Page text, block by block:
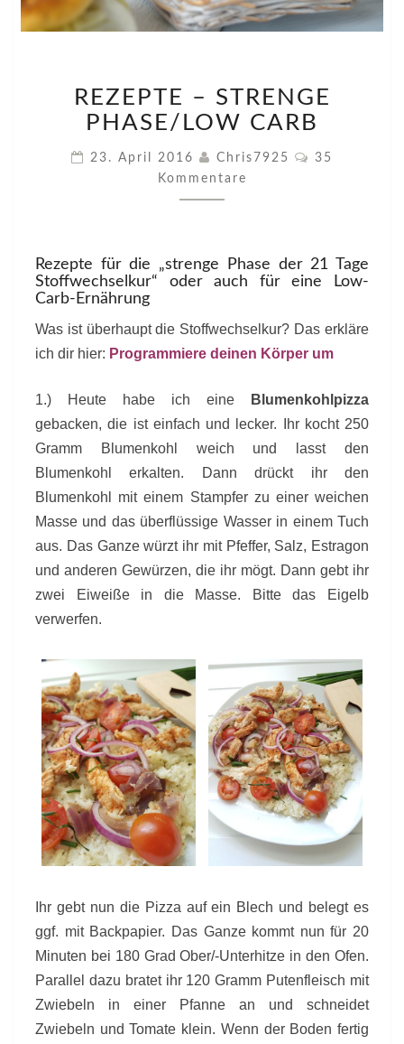
–
STRENGE
PHASE/LOW
CARB
REZEPTE – STRENGE
PHASE/LOW CARB
23. April 2016 Chris7925 Kommentare
35
Kommentare
Rezepte für die „strenge Phase der 21 Tage
Stoffwechselkur“ oder auch für eine Low-
Carb-Ernährung
Was ist überhaupt die Stoffwechselkur? Das erkläre
ich dir hier: Programmiere deinen Körper um
1.) Heute habe ich eine Blumenkohlpizza
gebacken, die ist einfach und lecker. Ihr kocht 250
Gramm Blumenkohl weich und lasst den
Blumenkohl erkalten. Dann drückt ihr den
Blumenkohl mit einem Stampfer zu einer weichen
Masse und das überflüssige Wasser in einem Tuch
aus. Das Ganze würzt ihr mit Pfeffer, Salz, Estragon
und anderen Gewürzen, die ihr mögt. Dann gebt ihr
zwei Eiweiße in die Masse. Bitte das Eigelb
verwerfen.
Ihr gebt nun die Pizza auf ein Blech und belegt es
ggf. mit Backpapier. Das Ganze kommt nun für 20
Minuten bei 180 Grad Ober/-Unterhitze in den Ofen.
Parallel dazu bratet ihr 120 Gramm Putenfleisch mit
Zwiebeln in einer Pfanne an und schneidet
Zwiebeln und Tomate klein. Wenn der Boden fertig